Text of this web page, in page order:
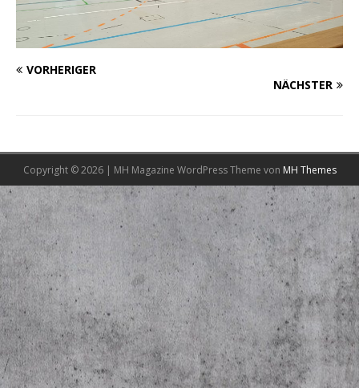
VORHERIGER
NÄCHSTER
Copyright © 2026 | MH Magazine WordPress Theme von MH Themes